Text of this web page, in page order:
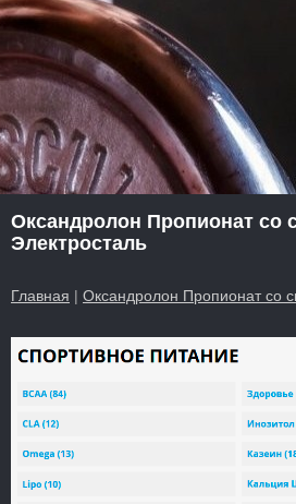
Оксандролон Пропионат со
Электросталь
Главная | Оксандролон Пропионат со